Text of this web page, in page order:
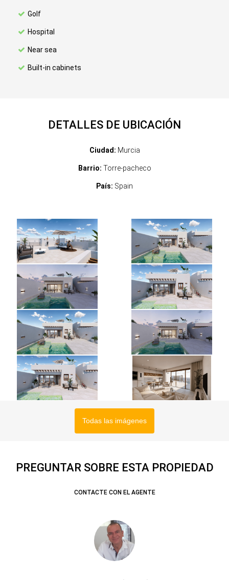
Golf
Hospital
Near sea
Built-in cabinets
DETALLES DE UBICACIÓN
Ciudad: Murcia
Barrio: Torre-pacheco
País: Spain
Todas las imágenes
PREGUNTAR SOBRE ESTA PROPIEDAD
CONTACTE CON EL AGENTE